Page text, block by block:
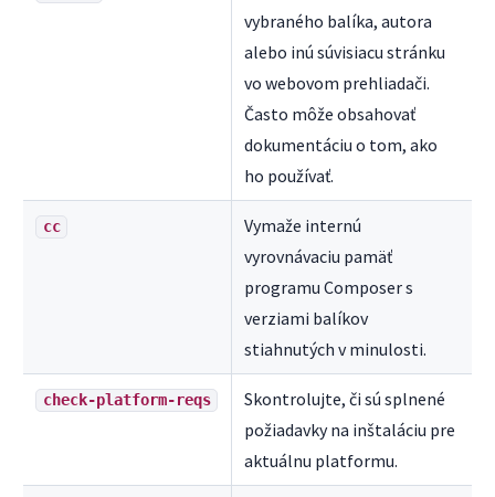
vybraného balíka, autora
alebo inú súvisiacu stránku
vo webovom prehliadači.
Často môže obsahovať
dokumentáciu o tom, ako
ho používať.
cc
Vymaže internú
vyrovnávaciu pamäť
programu Composer s
verziami balíkov
stiahnutých v minulosti.
check-platform-reqs
Skontrolujte, či sú splnené
požiadavky na inštaláciu pre
aktuálnu platformu.